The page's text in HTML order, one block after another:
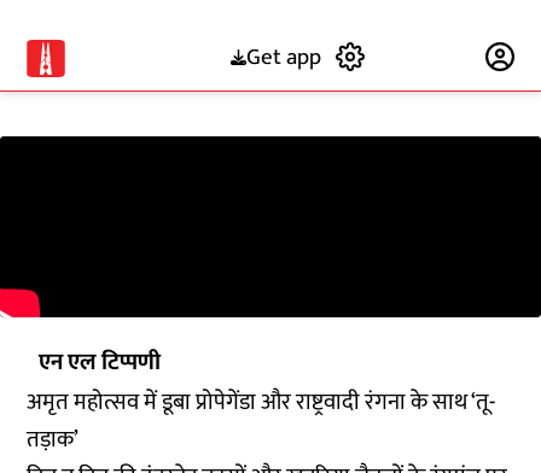
Get app
एन एल टिप्पणी
अमृत महोत्सव में डूबा प्रोपेगेंडा और राष्ट्रवादी रंगना के साथ ‘तू-
तड़ाक’